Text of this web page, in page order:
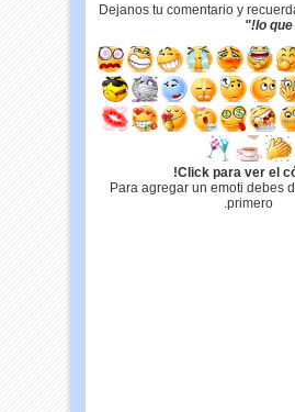
Dejanos tu comentario y
lo que
Click para ver el
Para agregar un emoti debes
primero.